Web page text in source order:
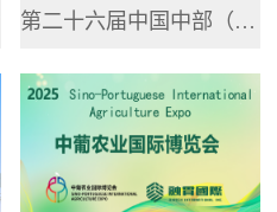
第二十六届中国中部（湖南）农业博览会